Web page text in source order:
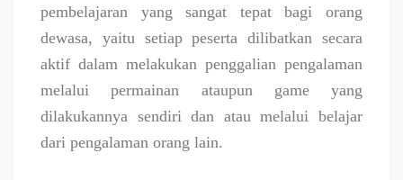
pembelajaran yang sangat tepat bagi orang
dewasa, yaitu setiap peserta dilibatkan secara
aktif dalam melakukan penggalian pengalaman
melalui permainan ataupun game yang
dilakukannya sendiri dan atau melalui belajar
dari pengalaman orang lain.